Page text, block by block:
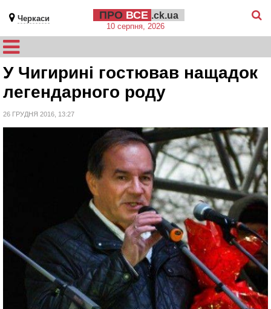
Черкаси ПРО ВСЕ .ck.ua
10 серпня, 2026
У Чигирині гостював нащадок
легендарного роду
26 ГРУДНЯ 2016, 13:27